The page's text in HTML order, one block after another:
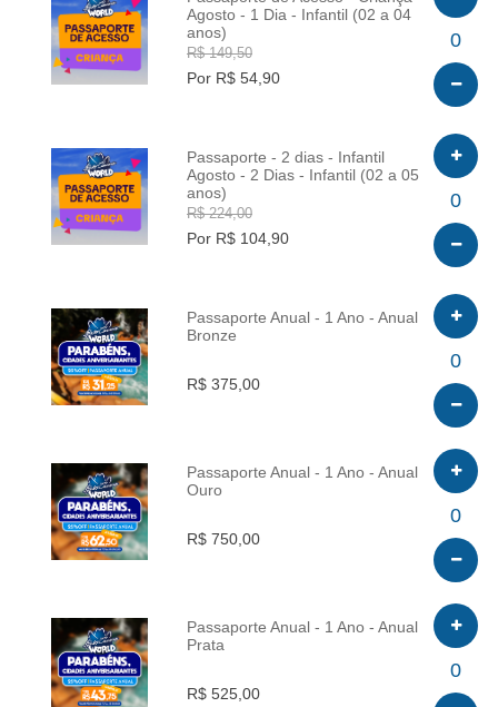
INFO
Agosto - 1 Dia - Infantil (02 a 04
anos)
R$ 149,50
Por R$ 54,90
0
INFO
Passaporte - 2 dias - Infantil
Agosto - 2 Dias - Infantil (02 a 05
anos)
R$ 224,00
Por R$ 104,90
0
INFO
Passaporte Anual - 1 Ano - Anual
Bronze
R$ 375,00
0
INFO
Passaporte Anual - 1 Ano - Anual
Ouro
R$ 750,00
0
INFO
Passaporte Anual - 1 Ano - Anual
Prata
R$ 525,00
0